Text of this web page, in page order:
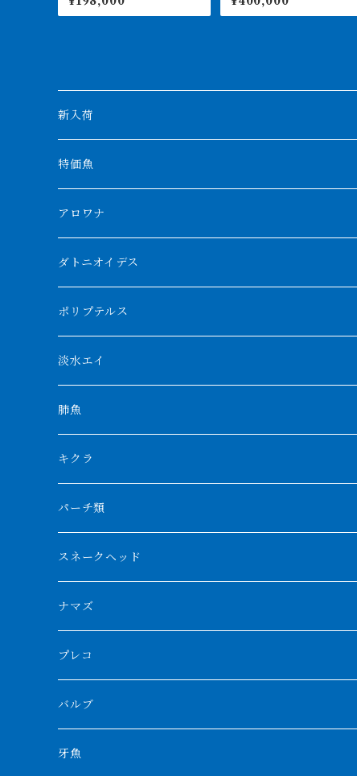
BILLY-KENオリジナル ア
ジアアロワナ 紅龍ショー
トレッド 21㎝前後 260-
005157
新入荷
特価魚
アロワナ
クンパイ
アブソリュートレッド
AGUS スーパーレッドF4
特殊アロワナ
厳選 過背金龍
フルゴールデンクロスバック
ブルーベースクロスバック
BILLY-KENオリジナルブランド紅龍
チョッパーレッド
ブルレッド
その他アジアアロワナ
特殊個体
紅龍
シルバーアロワナ
ブラックアロワナ
ノーザンバラムンディ
その他アロワナ
ダトニオイデス
シャムタイガー
特殊ダトニオ
ダトニオプラスワン
リアルバンド
フォークバンド
フォーバータイガー
メニーバータイガー
ニューギニアダトニオ
ポリプテルス
モンスターポリプ
特殊ポリプ
プラチナ個体
ショート個体
ハイブリッドポリプ
エンドリケリー
ギニア
ナイジェリア
ナイルビチャー
ナポレオンビチャー
バロ川
ビキールビキール
トゥルカナ湖
タンガニーカビチャー
アンソルギー
コウロントン
淡水エイ
シナガワダイヤ
ダイヤモンドポルカ
クロコダイル
その他淡水エイ
肺魚
ネオケラ
その他肺魚
キクラ
パーチ類
スネークヘッド
チャンナバルカ
大型スネークヘッド
中型スネークヘッド
小型スネークヘッド
ナマズ
プレコ
バルブ
牙魚